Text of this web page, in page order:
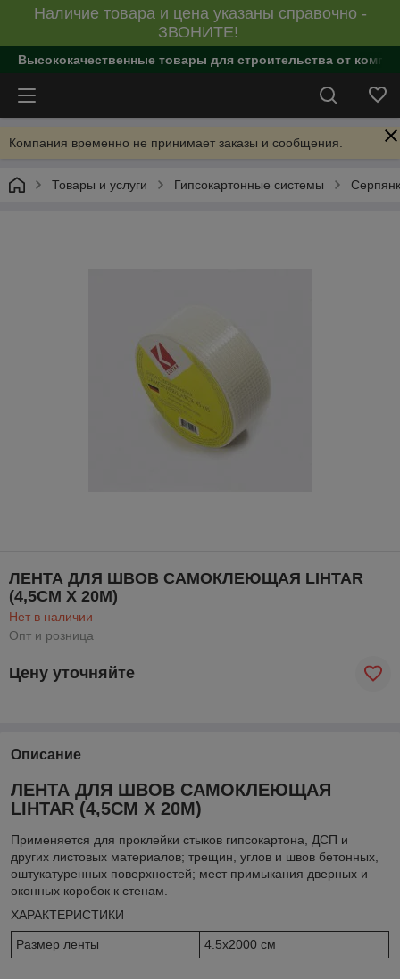
Наличие товара и цена указаны справочно -
ЗВОНИТЕ!
Высококачественные товары для строительства от
Компания временно не принимает заказы и сообщения.
Товары и услуги Гипсокартонные системы
ЛЕНТА ДЛЯ ШВОВ САМОКЛЕЮЩАЯ LIHTAR
(4,5СМ Х 20М)
Нет в наличии
Опт и розница
Цену уточняйте
Описание
ЛЕНТА ДЛЯ ШВОВ САМОКЛЕЮЩАЯ
LIHTAR (4,5СМ Х 20М)
Применяется для проклейки стыков гипсокартона, ДСП и
других листовых материалов; трещин, углов и швов бетонных,
оштукатуренных поверхностей; мест примыкания дверных и
оконных коробок к стенам.
ХАРАКТЕРИСТИКИ
Размер ленты 4.5х2000 см